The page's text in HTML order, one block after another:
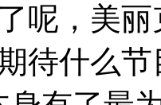
呢，美
待什么